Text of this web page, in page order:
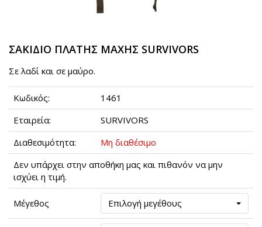
ΣΑΚΙΔΙΟ ΠΛΑΤΗΣ ΜΑΧΗΣ SURVIVORS
Σε λαδί και σε μαύρο.
Κωδικός:
1461
Εταιρεία:
SURVIVORS
Διαθεσιμότητα:
Μη διαθέσιμο
Δεν υπάρχει στην αποθήκη μας και πιθανόν να μην
ισχύει η τιμή.
Μέγεθος Επιλογή μεγέθους